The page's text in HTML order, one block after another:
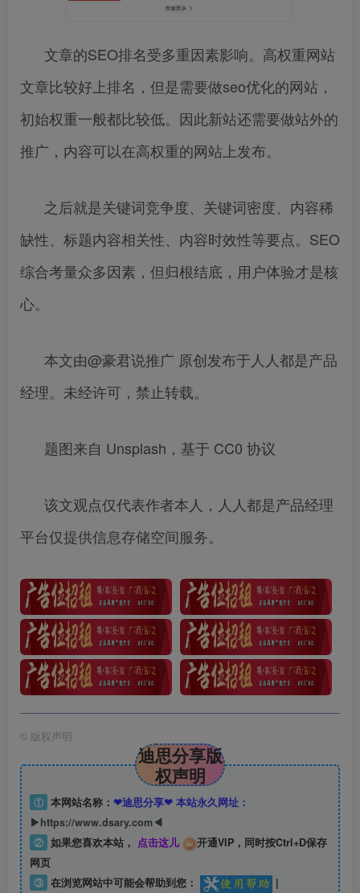
文章的SEO排名受多重因素影响。高权重网站
文章比较好上排名，但是需要做seo优化的网站，
初始权重一般都比较低。因此新站还需要做站外的
推广，内容可以在高权重的网站上发布。
之后就是关键词竞争度、关键词密度、内容稀
缺性、标题内容相关性、内容时效性等要点。SEO
综合考量众多因素，但归根结底，用户体验才是核
心。
本文由@豪君说推广 原创发布于人人都是产品
经理。未经许可，禁止转载。
题图来自 Unsplash，基于 CC0 协议
该文观点仅代表作者本人，人人都是产品经理
平台仅提供信息存储空间服务。
© 版权声明
迪思分享版
权声明
① 本网站名称： ❤迪思分享❤ 本站永久网址：
▶https://www.dsary.com◀
② 如果您喜欢本站， 点击这儿
开通VIP，同时按Ctrl+D保存
网页
③ 在浏览网站中可能会帮助到您：
|